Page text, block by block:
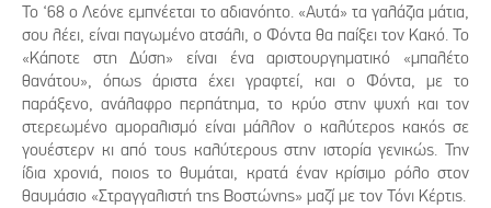
Το ‘68 ο Λεόνε εμπνέεται το αδιανόητο. «Αυτά» τα γαλάζια μάτια,
σου λέει, είναι παγωμένο ατσάλι, ο Φόντα θα παίξει τον Κακό. Το
«Κάποτε στη Δύση» είναι ένα αριστουργηματικό «μπαλέτο
θανάτου», όπως άριστα έχει γραφτεί, και ο Φόντα, με το
παράξενο, ανάλαφρο περπάτημα, το κρύο στην ψυχή και τον
στερεωμένο αμοραλισμό είναι μάλλον ο καλύτερος κακός σε
γουέστερν κι από τους καλύτερους στην ιστορία γενικώς. Την
ίδια χρονιά, ποιος το θυμάται, κρατά έναν κρίσιμο ρόλο στον
θαυμάσιο «Στραγγαλιστή της Βοστώνης» μαζί με τον Τόνι Κέρτις.